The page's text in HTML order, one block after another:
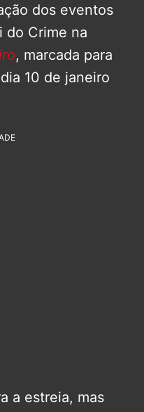
dos eventos
do Crime na
, marcada para
10 de janeiro
a estreia, mas